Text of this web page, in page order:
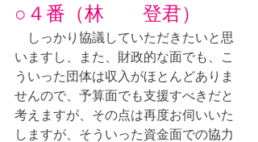
○４番（林　　登君）
しっかり協議していただきたいと思
いますし、また、財政的な面でも、こ
ういった団体は収入がほとんどありま
せんので、予算面でも支援すべきだと
考えますが、その点は再度お伺いいた
しますが、そういった資金面での協力